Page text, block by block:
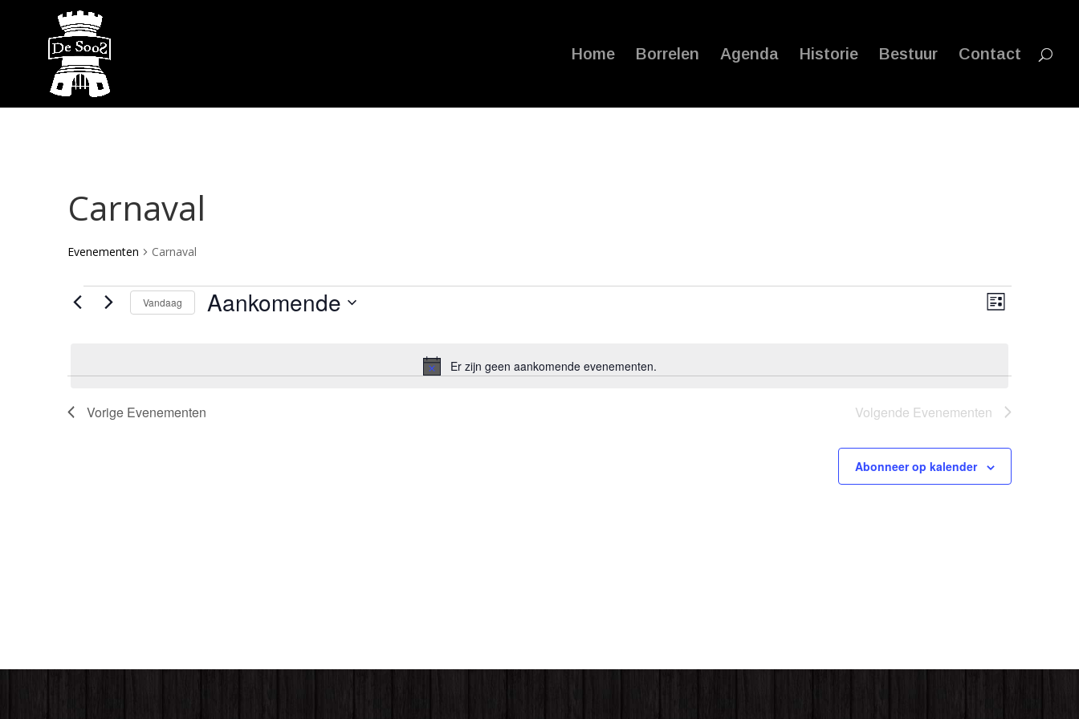
Home Borrelen Agenda Historie Bestuur Contact
Carnaval
Evenementen Carnaval
Evenementen
Bericht
Er zijn geen aankomende evenementen.
navigatie
Lijst
Vandaag Aankomende
Vorige Evenementen Volgende Evenementen
Abonneer op kalender